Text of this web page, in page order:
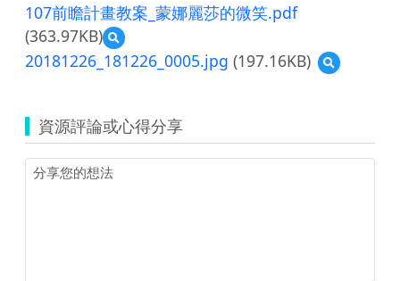
107前瞻計畫教案_蒙娜麗莎的微笑.pdf
(363.97KB)
預
覽
107
計
畫
教
20181226_181226_0005.jpg (197.16KB)
預
覽
資源評論或心得分享